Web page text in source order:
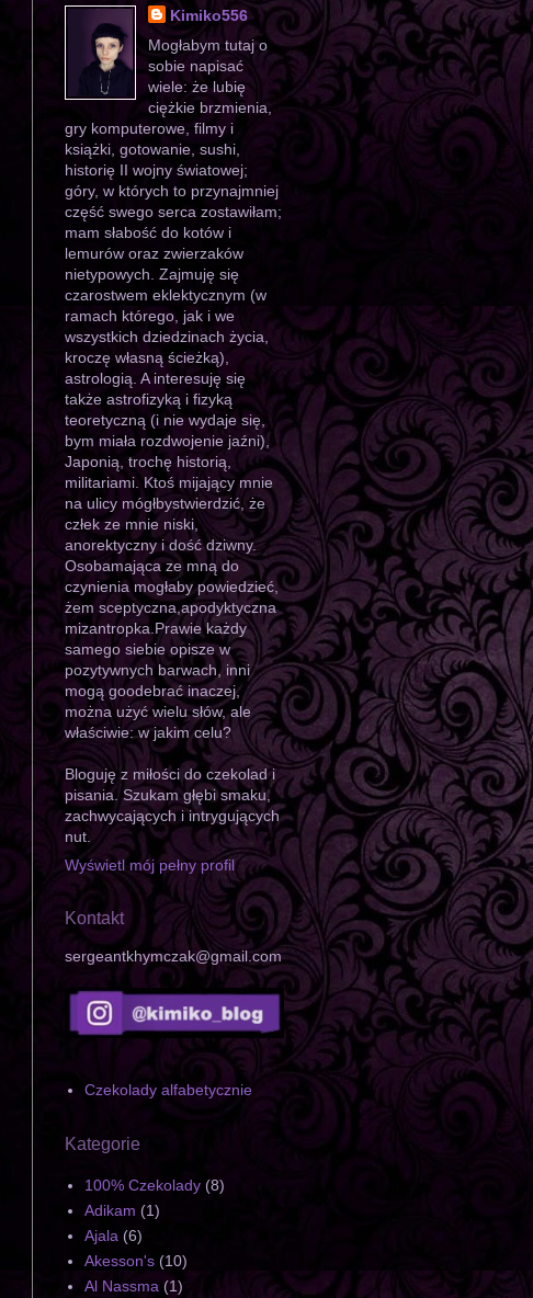
Kimiko556
Mogłabym tutaj o
sobie napisać
wiele: że lubię
ciężkie brzmienia,
gry komputerowe, filmy i
książki, gotowanie, sushi,
historię II wojny światowej;
góry, w których to przynajmniej
część swego serca zostawiłam;
mam słabość do kotów i
lemurów oraz zwierzaków
nietypowych. Zajmuję się
czarostwem eklektycznym (w
ramach którego, jak i we
wszystkich dziedzinach życia,
kroczę własną ścieżką),
astrologią. A interesuję się
także astrofizyką i fizyką
teoretyczną (i nie wydaje się,
bym miała rozdwojenie jaźni),
Japonią, trochę historią,
militariami. Ktoś mijający mnie
na ulicy mógłbystwierdzić, że
człek ze mnie niski,
anorektyczny i dość dziwny.
Osobamająca ze mną do
czynienia mogłaby powiedzieć,
żem sceptyczna,apodyktyczna
mizantropka.Prawie każdy
samego siebie opisze w
pozytywnych barwach, inni
mogą goodebrać inaczej,
można użyć wielu słów, ale
właściwie: w jakim celu?
Bloguję z miłości do czekolad i
pisania. Szukam głębi smaku,
zachwycających i intrygujących
nut.
Wyświetl mój pełny profil
Kontakt
sergeantkhymczak@gmail.com
Czekolady alfabetycznie
Kategorie
100% Czekolady (8)
Adikam (1)
Ajala (6)
Akesson's (10)
Al Nassma (1)